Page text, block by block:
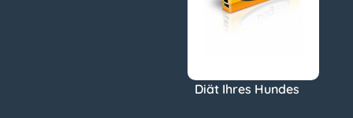
Diät Ihres Hundes